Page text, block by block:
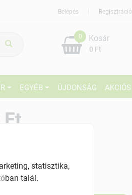
Regisztráció
Belépés
0
0 Ft
Kosár
EGYÉB ÚJDONSÁG AKCIÓS
statisztika,
ban talál.